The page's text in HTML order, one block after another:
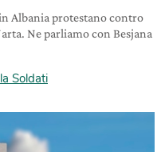
Albania protestano contro
Ne parliamo con Besjana
Soldati